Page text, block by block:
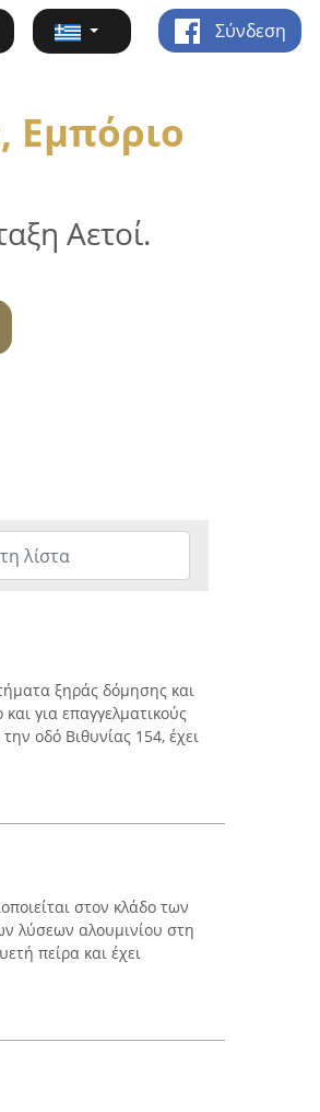
Σύνδεση
Εμπόριο
Αετοί.
ξηράς δόμησης και
για επαγγελματικούς
οδό Βιθυνίας 154, έχει
στον κλάδο των
λύσεων αλουμινίου στη
πείρα και έχει